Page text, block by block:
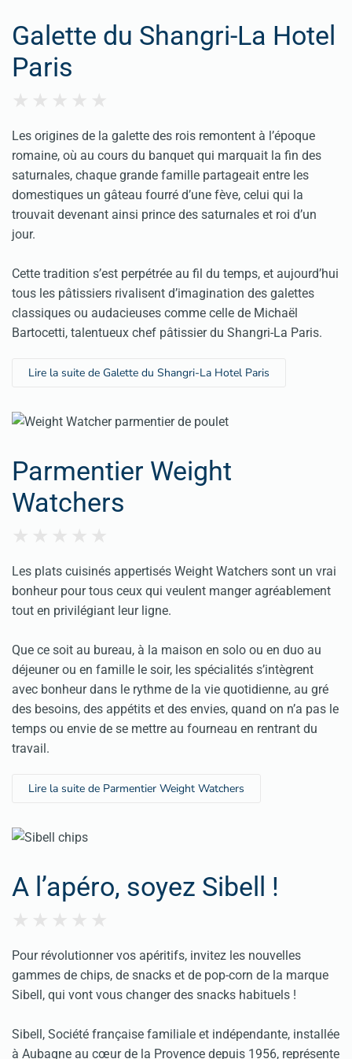
Galette du Shangri-La Hotel
Paris
Les origines de la galette des rois remontent à l’époque
romaine, où au cours du banquet qui marquait la fin des
saturnales, chaque grande famille partageait entre les
domestiques un gâteau fourré d’une fève, celui qui la
trouvait devenant ainsi prince des saturnales et roi d’un
jour.
Cette tradition s’est perpétrée au fil du temps, et aujourd’hui
tous les pâtissiers rivalisent d’imagination des galettes
classiques ou audacieuses comme celle de Michaël
Bartocetti, talentueux chef pâtissier du Shangri-La Paris.
Lire la suite de Galette du Shangri-La Hotel Paris
Parmentier Weight
Watchers
Les plats cuisinés appertisés Weight Watchers sont un vrai
bonheur pour tous ceux qui veulent manger agréablement
tout en privilégiant leur ligne.
Que ce soit au bureau, à la maison en solo ou en duo au
déjeuner ou en famille le soir, les spécialités s’intègrent
avec bonheur dans le rythme de la vie quotidienne, au gré
des besoins, des appétits et des envies, quand on n’a pas le
temps ou envie de se mettre au fourneau en rentrant du
travail.
Lire la suite de Parmentier Weight Watchers
A l’apéro, soyez Sibell !
Pour révolutionner vos apéritifs, invitez les nouvelles
gammes de chips, de snacks et de pop-corn de la marque
Sibell, qui vont vous changer des snacks habituels !
Sibell, Société française familiale et indépendante, installée
à Aubagne au cœur de la Provence depuis 1956, représente